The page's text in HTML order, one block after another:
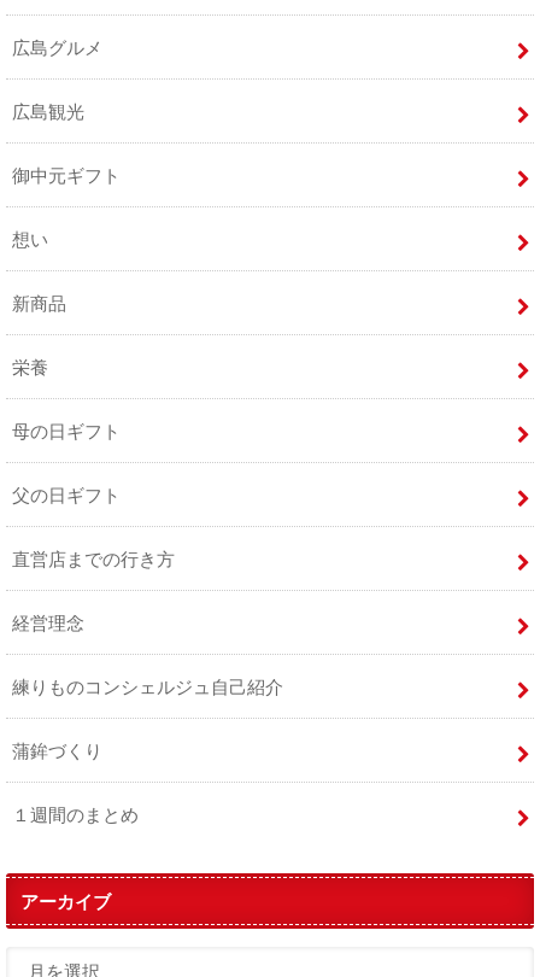
広島グルメ
広島観光
御中元ギフト
想い
新商品
栄養
母の日ギフト
父の日ギフト
直営店までの行き方
経営理念
練りものコンシェルジュ自己紹介
蒲鉾づくり
１週間のまとめ
アーカイブ